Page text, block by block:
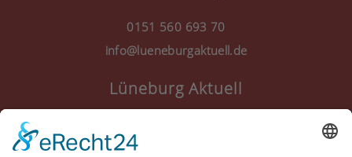
0151 560 693 70
info@lueneburgaktuell.de
Lüneburg Aktuell